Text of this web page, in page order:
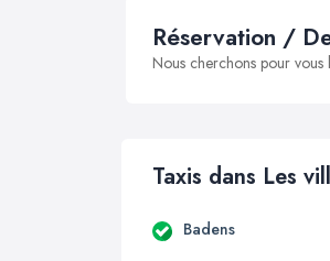
Réservation /
Nous cherchons pour
Taxis dans Les
Badens